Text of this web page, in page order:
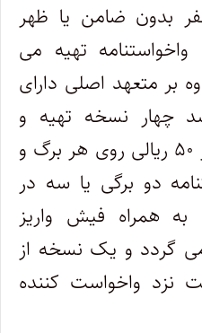
بدون ضامن یا ظهر
تهیه می
بر متعهد اصلی دارای
چهار نسخه تهیه و
سپس پس از ابطال تمبر ۵۰ ریالی روی هر برگ و
دو برگی یا سه در
به همراه فیش واریز
گردد و یک نسخه از
نزد واخواست کننده